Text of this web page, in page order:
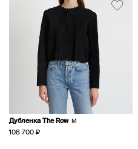
Дубленка The Row M
108 700 ₽